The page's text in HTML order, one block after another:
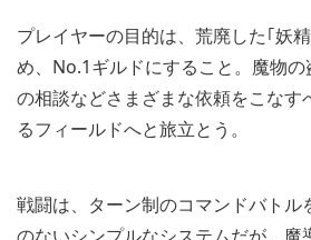
プレイヤーの目的は、荒廃した｢妖
め、No.1ギルドにすること。魔物
の相談などさまざまな依頼をこなす
るフィールドへと旅立とう。
戦闘は、ターン制のコマンドバトル